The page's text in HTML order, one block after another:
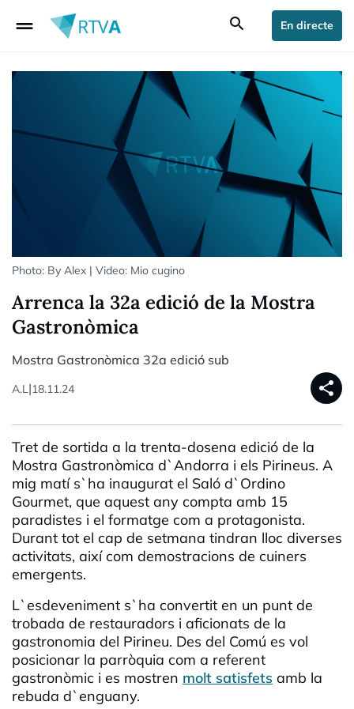
drag_handle search En directe
Photo: By Alex | Video: Mio cugino
Arrenca la 32a edició de la Mostra
Gastronòmica
Mostra Gastronòmica 32a edició sub
A.L|18.11.24 share
Tret de sortida a la trenta-dosena edició de la
Mostra Gastronòmica d`Andorra i els Pirineus. A
mig matí s`ha inaugurat el Saló d`Ordino
Gourmet, que aquest any compta amb 15
paradistes i el formatge com a protagonista.
Durant tot el cap de setmana tindran lloc diverses
activitats, així com demostracions de cuiners
emergents.
L`esdeveniment s`ha convertit en un punt de
trobada de restauradors i aficionats de la
gastronomia del Pirineu. Des del Comú es vol
posicionar la parròquia com a referent
gastronòmic i es mostren molt satisfets amb la
rebuda d`enguany.